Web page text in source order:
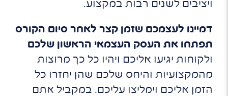
ויציבים לשנים רבות במקצוע.
דמיינו לעצמכם שזמן קצר לאחר סיום הקורס
תפתחו את העסק העצמאי הראשון שלכם
ולקוחות יגיעו אליכם ויהיו כל כך מרוצות
מהמקצועיות והיחס שלכם שהן יחזרו כל
הזמן אליכם וימליצו עליכם. במקביל אתם